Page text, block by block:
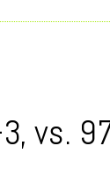
vs.